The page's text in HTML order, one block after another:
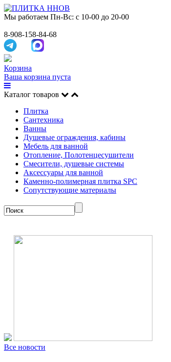
Мы работаем Пн-Вс: с 10-00 до 20-00
8-908-158-84-68
Корзина
Ваша корзина пуста
Каталог товаров
Плитка
Сантехника
Ванны
Душевые ограждения, кабины
Мебель для ванной
Отопление, Полотенцесушители
Смесители, душевые системы
Аксессуары для ванной
Каменно-полимерная плитка SPC
Сопутствующие материалы
Все новости